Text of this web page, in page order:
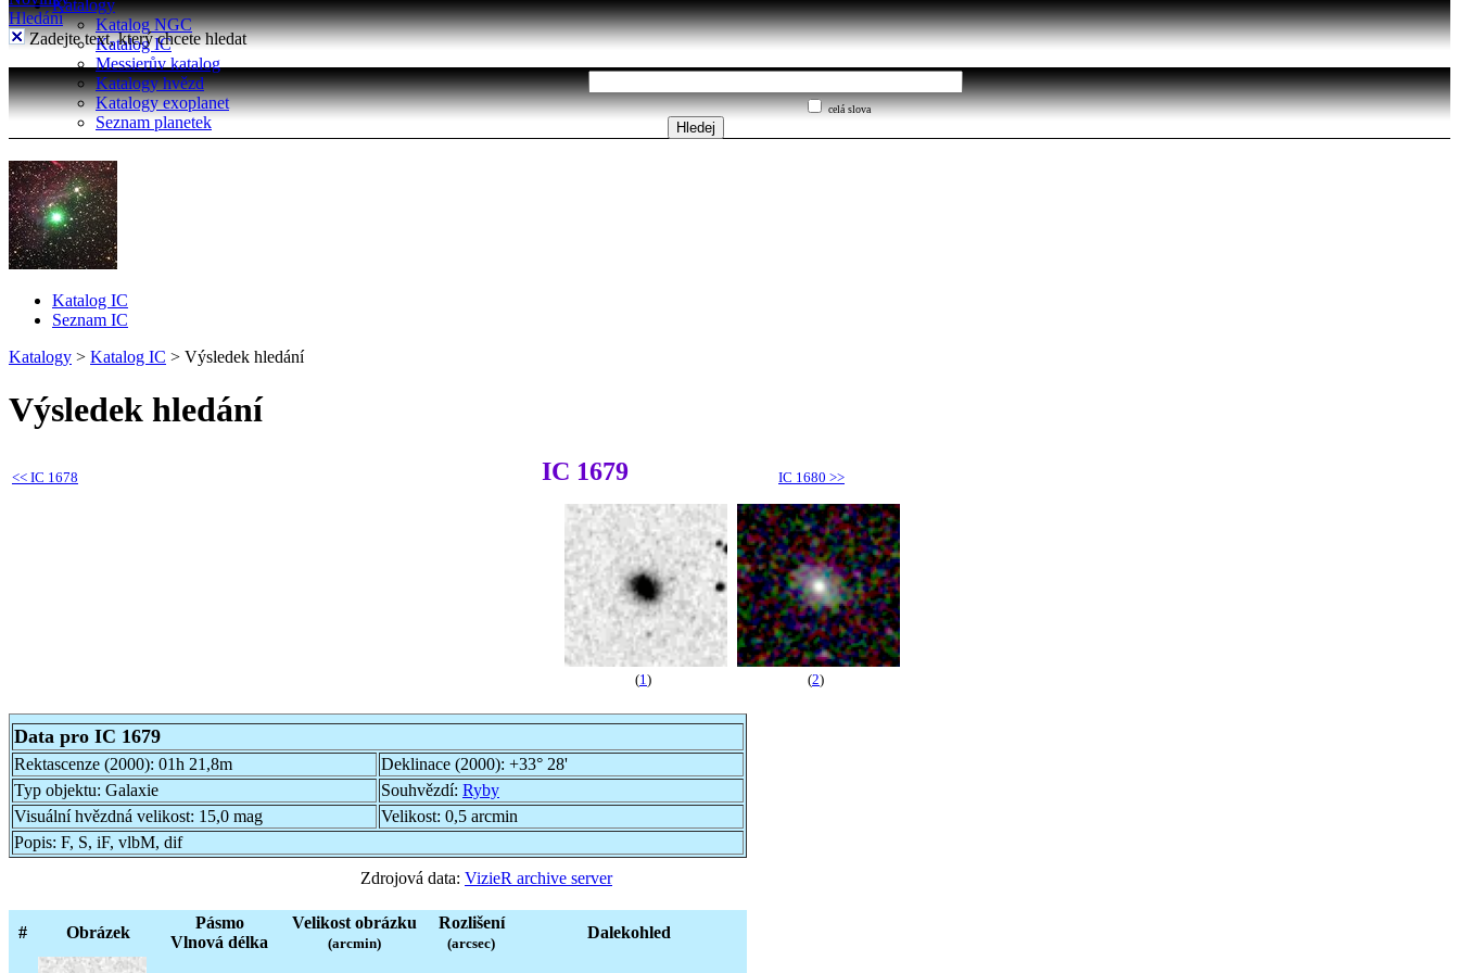
Katalogy
Katalog NGC
Katalog IC
Messierův katalog
Katalogy hvězd
Katalogy exoplanet
Seznam planetek
Hledání
Zadejte text, který chcete hledat
celá slova
Katalog IC
Seznam IC
Katalogy > Katalog IC > Výsledek hledání
Výsledek hledání
<< IC 1678 IC 1679 IC 1680 >>
(1 ) (2)
Data pro IC 1679
Rektascenze (2000): 01h 21,8m Deklinace (2000): +33° 28'
Typ objektu: Galaxie Souhvězdí: Ryby
Visuální hvězdná velikost: 15,0 mag Velikost: 0,5 arcmin
Popis: F, S, iF, vlbM, dif
Zdrojová data: VizieR archive server
# Obrázek
Pásmo
Vlnová délka
Velikost obrázku
(arcmin)
Rozlišení
(arcsec)
Dalekohled